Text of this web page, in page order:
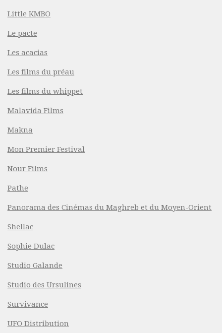
Little KMBO
Le pacte
Les acacias
Les films du préau
Les films du whippet
Malavida Films
Makna
Mon Premier Festival
Nour Films
Pathe
Panorama des Cinémas du Maghreb et du Moyen-Orient
Shellac
Sophie Dulac
Studio Galande
Studio des Ursulines
Survivance
UFO Distribution